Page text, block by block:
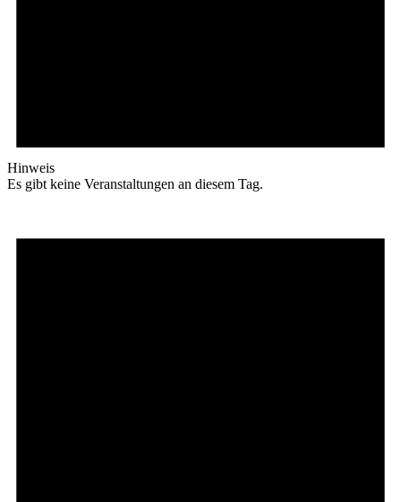
Hinweis
Es gibt keine Veranstaltungen an diesem Tag.